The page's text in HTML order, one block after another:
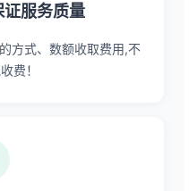
服务质量
方式、数额收取费用,不
费！